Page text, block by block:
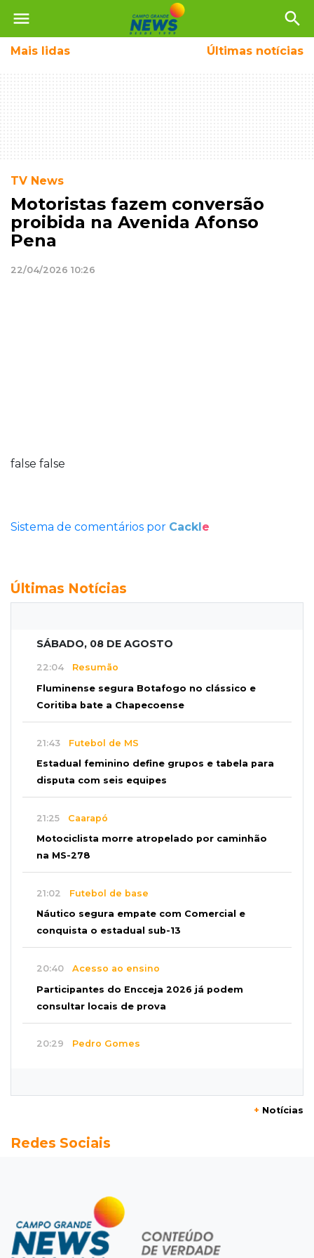
menu search
Mais lidas Últimas notícias
TV News
Motoristas fazem conversão
proibida na Avenida Afonso
Pena
22/04/2026 10:26
false false
Sistema de comentários por Cackle
Últimas Notícias
SÁBADO, 08 DE AGOSTO
22:04 Resumão
Fluminense segura Botafogo no clássico e
Coritiba bate a Chapecoense
21:43 Futebol de MS
Estadual feminino define grupos e tabela para
disputa com seis equipes
21:25 Caarapó
Motociclista morre atropelado por caminhão
na MS-278
21:02 Futebol de base
Náutico segura empate com Comercial e
conquista o estadual sub-13
20:40 Acesso ao ensino
Participantes do Encceja 2026 já podem
consultar locais de prova
20:29 Pedro Gomes
Pantanal treina em Goiânia antes de jogo que
Campeonato Brasileiro
Remo busca empate com Atlético-MG e segue
na zona de rebaixamento
+ Notícias
Redes Sociais